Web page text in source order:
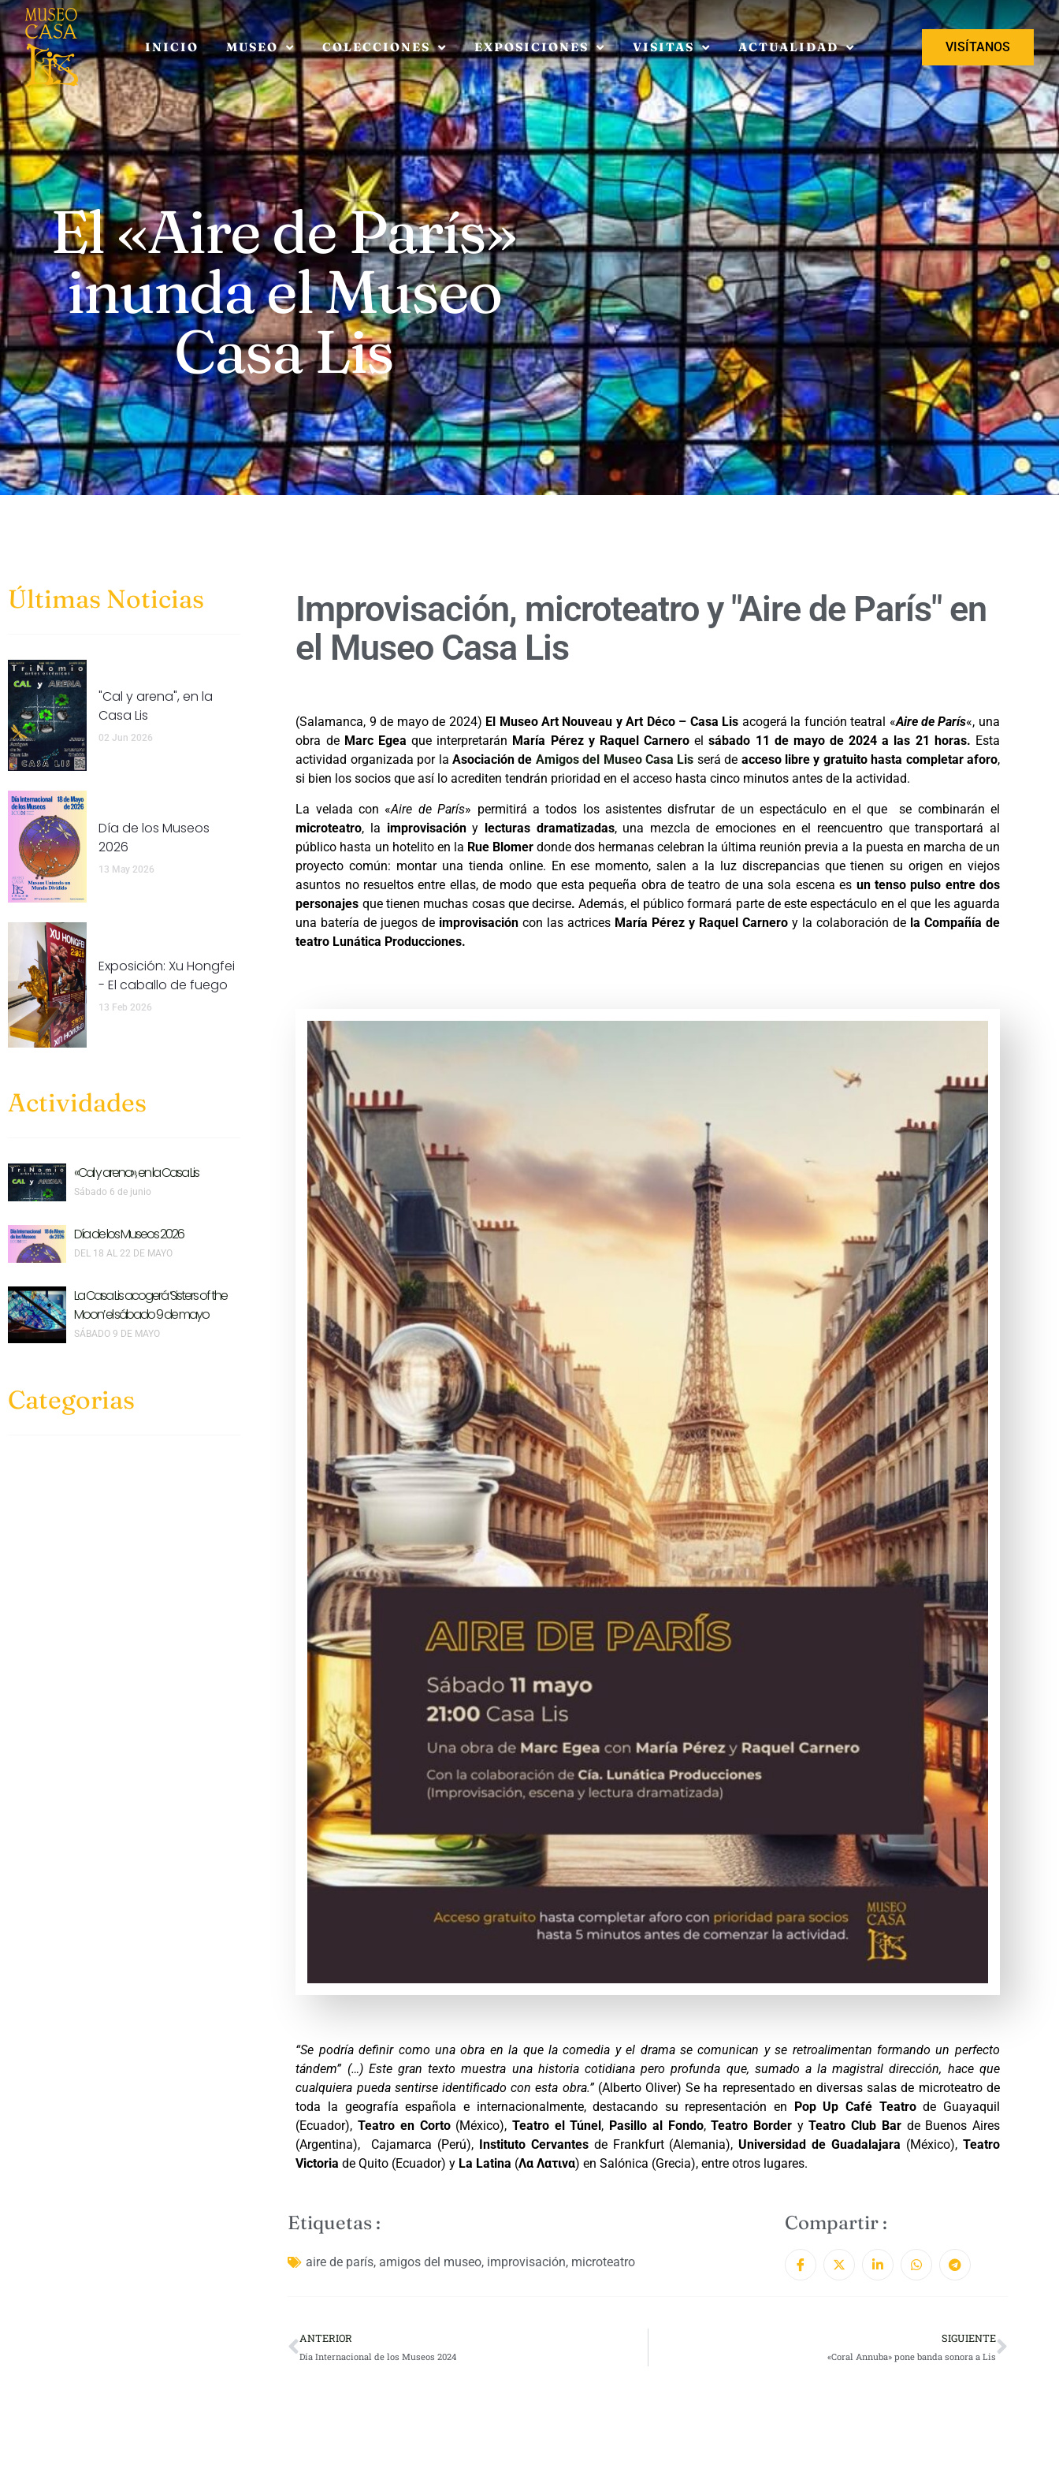
INICIO MUSEO COLECCIONES EXPOSICIONES VISITAS ACTUALIDAD VISÍTANOS
El «Aire de París»
inunda el Museo
Casa Lis
Últimas Noticias
"Cal y arena", en la
Casa Lis
02 Jun 2026
Día de los Museos
2026
13 May 2026
Exposición: Xu Hongfei
- El caballo de fuego
13 Feb 2026
Actividades
«Cal y arena», en la Casa Lis
Sábado 6 de junio
Día de los Museos 2026
DEL 18 AL 22 DE MAYO
La Casa Lis acogerá ‘Sisters of the
Moon’ el sábado 9 de mayo
SÁBADO 9 DE MAYO
Categorias
Improvisación, microteatro y "Aire de París" en
el Museo Casa Lis
(Salamanca, 9 de mayo de 2024) El Museo Art Nouveau y Art Déco – Casa Lis acogerá la función teatral «Aire de París«, una
obra de Marc Egea que interpretarán María Pérez y Raquel Carneroelsábado 11 de mayo de 2024 a las 21 horas. Esta
actividad organizada por la Asociación de Amigos del Museo Casa Lis será de acceso libre y gratuito hasta completar aforo,
si bien los socios que así lo acrediten tendrán prioridad en el acceso hasta cinco minutos antes de la actividad.
La velada con «Aire de París» permitirá a todos los asistentes disfrutar de un espectáculo en el que se combinarán el
microteatro, la improvisacióny lecturas dramatizadas, una mezcla de emociones en el reencuentro que transportará al
público hasta un hotelito en la Rue Blomer donde dos hermanas celebran la última reunión previa a la puesta en marcha de un
proyecto común: montar una tienda online. En ese momento, salen a la luz discrepancias que tienen su origen en viejos
asuntos no resueltos entre ellas, de modo que esta pequeña obra de teatro de una sola escena es un tenso pulso entre dos
personajes que tienen muchas cosas que decirse. Además, el público formará parte de este espectáculo en el que les aguarda
una batería de juegos de improvisacióncon las actrices María Pérez y Raquel Carnero y la colaboración dela Compañía de
teatro Lunática Producciones.
“Se podría definir como una obra en la que la comedia y el drama se comunican y se retroalimentan formando un perfecto
tándem” (…) Este gran texto muestra una historia cotidiana pero profunda que, sumado a la magistral dirección, hace que
cualquiera pueda sentirse identificado con esta obra.” (Alberto Oliver) Se ha representado en diversas salas de microteatro de
toda la geografía española e internacionalmente, destacando su representación en
Pop Up Café Teatrode Guayaquil
(Ecuador),Teatro en Corto(México), Teatro el Túnel , Pasillo al Fondo,Teatro BorderyTeatro Club Bar de Buenos Aires
(Argentina), Cajamarca (Perú),
Instituto Cervantesde Frankfurt (Alemania),Universidad de Guadalajara (México), Teatro
Victoria de Quito (Ecuador) y La Latina (Λα Λατινα) en Salónica (Grecia), entre otros lugares.
Etiquetas :
aire de parís, amigos del museo, improvisación, microteatro
Compartir :
ANTERIOR
Día Internacional de los Museos 2024
SIGUIENTE
«Coral Annuba» pone banda sonora a Lis